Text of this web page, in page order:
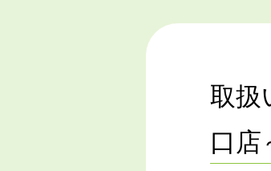
取扱
口店